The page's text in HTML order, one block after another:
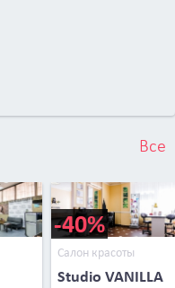
Все
-40%
Салон красоты
Studio VANILLA